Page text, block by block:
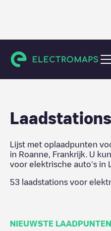
Loire
Lijst met oplaadpunten
in Roanne Frankrijk
. U
voor elektrische auto's in
53 laadstations voor
NIEUWSTE LAADPUNTEN